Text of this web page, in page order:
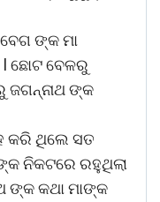
ଙ୍କ ମା
ଛୋଟ ବେଳରୁ
ଜଗନ୍ନାଥ ଙ୍କ
କରି ଥିଲେ ସତ
ନିକଟରେ ରହୁଥିଲା
ଙ୍କ କଥା ମାଙ୍କ